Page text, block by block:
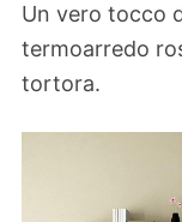
Un vero tocco
termoarredo
tortora.